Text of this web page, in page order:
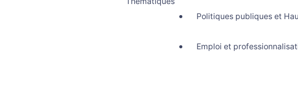
Politiques publiques et
Emploi et